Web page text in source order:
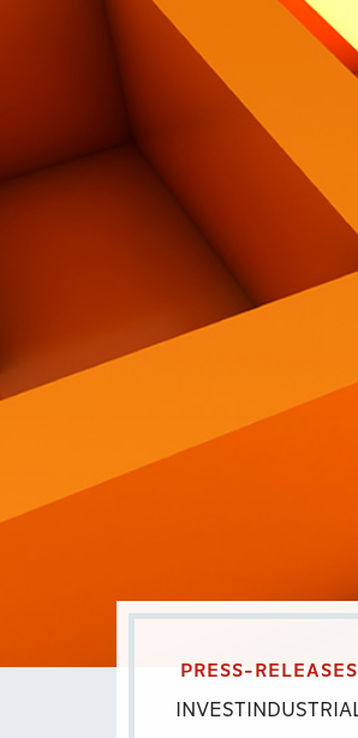
Lavora con noi
Contatti
Ita
PRESS-RELEASES